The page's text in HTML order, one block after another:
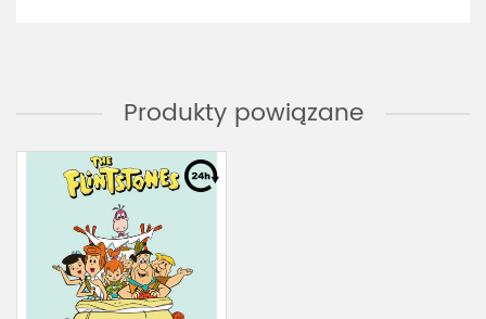
Produkty powiązane